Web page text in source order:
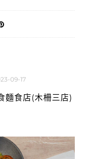
09-17
麵食店(木柵三店)